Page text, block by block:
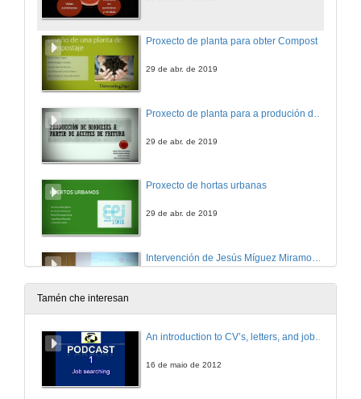
Proxecto de planta para obter Compost
29 de abr. de 2019
29 de abr. de 2019
Proxecto de hortas urbanas
29 de abr. de 2019
25 de abr. de 2019
Tamén che interesan
An introduction to CV’s, letters, and job searching
16 de maio de 2012